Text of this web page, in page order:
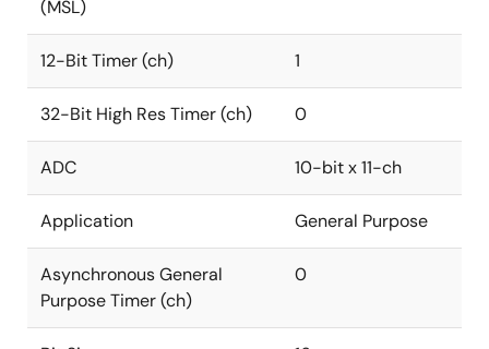
(MSL)
12-Bit Timer (ch) 1
32-Bit High Res Timer (ch) 0
ADC 10-bit x 11-ch
Application General Purpose
Asynchronous General
Purpose Timer (ch)
0